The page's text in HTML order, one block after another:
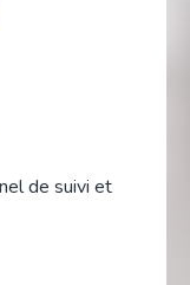
de suivi et